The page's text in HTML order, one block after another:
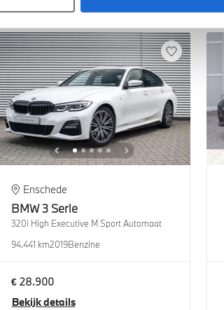
Enschede
BMW 3 Serie
320i High Executive M Sport Automaat
94.441 km2019Benzine
€ 28.900
Bekijk details